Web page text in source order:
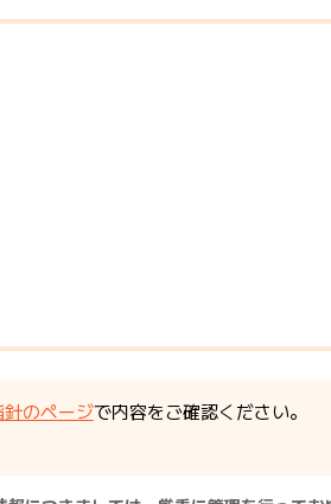
のページで内容をご確認ください。